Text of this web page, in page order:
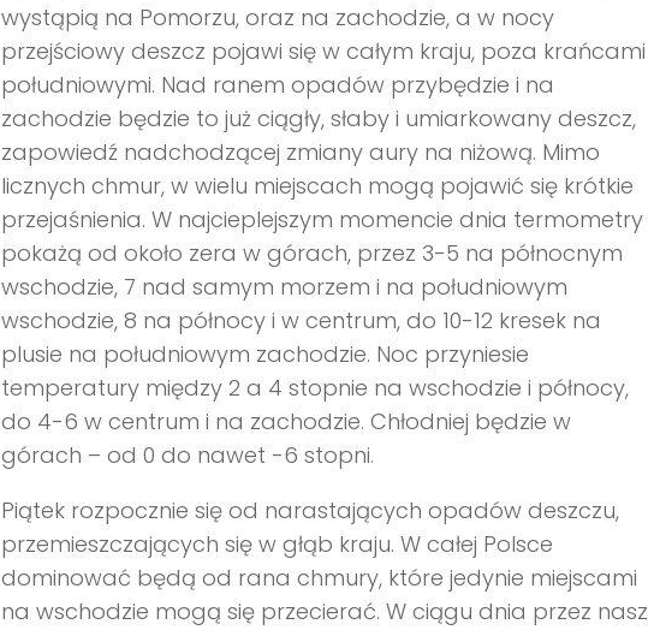
wystąpią na Pomorzu, oraz na zachodzie, a w nocy
przejściowy deszcz pojawi się w całym kraju, poza krańcami
południowymi. Nad ranem opadów przybędzie i na
zachodzie będzie to już ciągły, słaby i umiarkowany deszcz,
zapowiedź nadchodzącej zmiany aury na niżową. Mimo
licznych chmur, w wielu miejscach mogą pojawić się krótkie
przejaśnienia. W najcieplejszym momencie dnia termometry
pokażą od około zera w górach, przez 3-5 na północnym
wschodzie, 7 nad samym morzem i na południowym
wschodzie, 8 na północy i w centrum, do 10-12 kresek na
plusie na południowym zachodzie. Noc przyniesie
temperatury między 2 a 4 stopnie na wschodzie i północy,
do 4-6 w centrum i na zachodzie. Chłodniej będzie w
górach – od 0 do nawet -6 stopni.
Piątek rozpocznie się od narastających opadów deszczu,
przemieszczających się w głąb kraju. W całej Polsce
dominować będą od rana chmury, które jedynie miejscami
na wschodzie mogą się przecierać. W ciągu dnia przez nasz